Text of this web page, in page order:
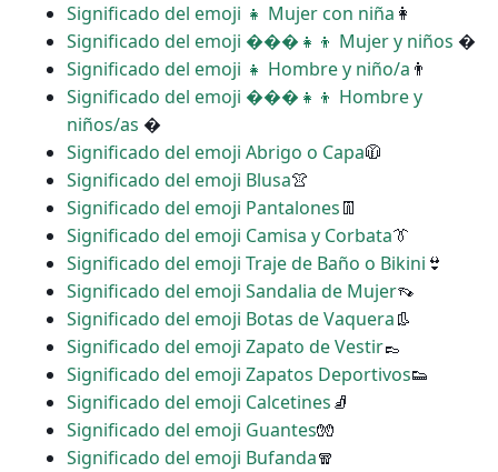
Significado del emoji ‍👧 Mujer con niña 👩
Significado del emoji ���‍👧‍👦 Mujer y niños �
Significado del emoji ‍👧 Hombre y niño/a 👨
Significado del emoji ���‍👧‍👦 Hombre y
niños/as �
Significado del emoji Abrigo o Capa🧥
Significado del emoji Blusa👚
Significado del emoji Pantalones👖
Significado del emoji Camisa y Corbata👔
Significado del emoji Traje de Baño o Bikini 👙
Significado del emoji Sandalia de Mujer👡
Significado del emoji Botas de Vaquera👢
Significado del emoji Zapato de Vestir👞
Significado del emoji Zapatos Deportivos👟
Significado del emoji Calcetines🧦
Significado del emoji Guantes🧤
Significado del emoji Bufanda🧣